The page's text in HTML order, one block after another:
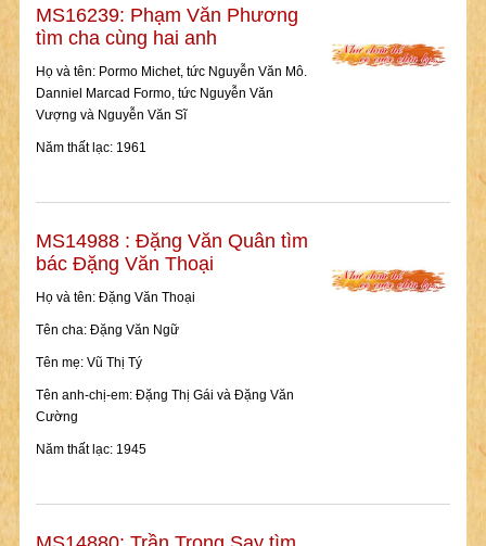
MS16239: Phạm Văn Phương
tìm cha cùng hai anh
Họ và tên: Pormo Michet, tức Nguyễn Văn Mô.
Danniel Marcad Formo, tức Nguyễn Văn
Vượng và Nguyễn Văn Sĩ
Năm thất lạc: 1961
MS14988 : Đặng Văn Quân tìm
bác Đặng Văn Thoại
Họ và tên: Đặng Văn Thoại
Tên cha: Đặng Văn Ngữ
Tên mẹ: Vũ Thị Tý
Tên anh-chị-em: Đặng Thị Gái và Đặng Văn
Cường
Năm thất lạc: 1945